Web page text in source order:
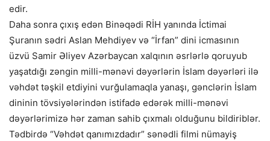
edir.
Daha sonra çıxış edən Binəqədi RİH yanında İctimai
Şuranın sədri Aslan Mehdiyev və “İrfan” dini icmasının
üzvü Samir Əliyev Azərbaycan xalqının əsrlərlə qoruyub
yaşatdığı zəngin milli-mənəvi dəyərlərin İslam dəyərləri ilə
vəhdət təşkil etdiyini vurğulamaqla yanaşı, gənclərin İslam
dininin tövsiyələrindən istifadə edərək milli-mənəvi
dəyərlərimizə hər zaman sahib çıxmalı olduğunu bildiriblər.
Tədbirdə “Vəhdət qanımızdadır” sənədli filmi nümayiş